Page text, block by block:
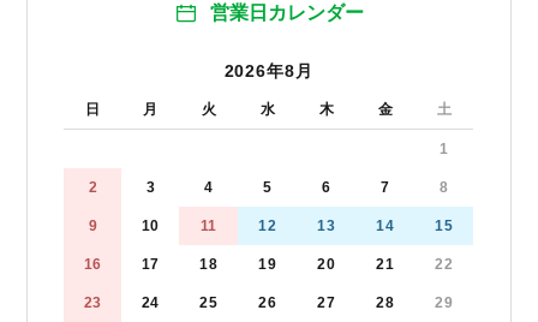
営業日カレンダー
2026年8月
日 月 火 水 木 金 土
1
2 3 4 5 6 7 8
9 10 11 12 13 14 15
16 17 18 19 20 21 22
23 24 25 26 27 28 29